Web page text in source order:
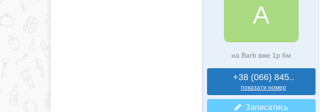
А
на Barb вже 1р 6м
+38 (066) 845..
показати номер
Записатись